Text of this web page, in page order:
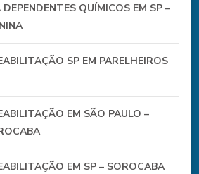
QUÍMICOS EM SP –
SP EM PARELHEIROS
EM SÃO PAULO –
EM SP – SOROCABA